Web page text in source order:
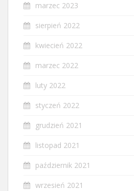
marzec 2023
sierpień 2022
kwiecień 2022
marzec 2022
luty 2022
styczeń 2022
grudzień 2021
listopad 2021
październik 2021
wrzesień 2021